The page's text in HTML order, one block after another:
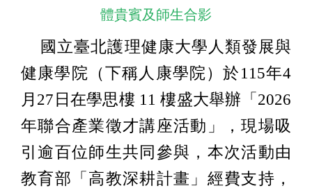
體貴賓及師生合影
國立臺北護理健康大學人類發展與
健康學院（下稱人康學院）於115年4
月27日在學思樓 11 樓盛大舉辦「2026
年聯合產業徵才講座活動」，現場吸
引逾百位師生共同參與，本次活動由
教育部「高教深耕計畫」經費支持，